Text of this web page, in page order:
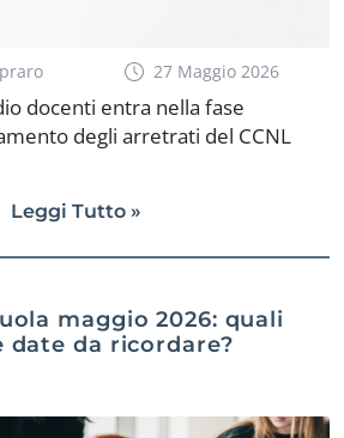
27 Maggio 2026
docenti entra nella fase
degli arretrati del CCNL
Leggi Tutto »
maggio 2026: quali
date da ricordare?